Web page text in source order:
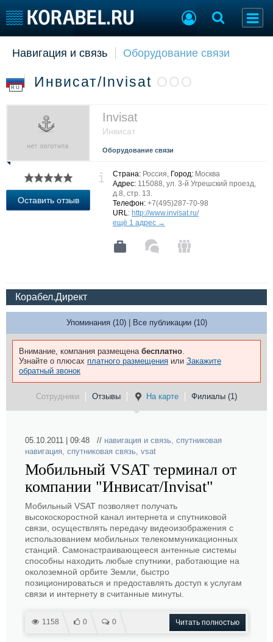
Судостроение
Новости
Репутация
Работа
Крюинг
Реклама
Торговая площадка
Продажа флота
Изделия
Материалы
Конференции
Выставки и семинары
Флот
Галерея флота
Форум
Отзывы
Навигация и связь Оборудование связи
RU Инвисат/Invisat ООО
Invisat
Инвисат
Оборудование связи
Оставить отзыв
Страна: Россия, Город: Москва
Адрес: 115088, ул. 3-й Угрешский проезд,
д.8, стр. 13.
Телефон: +7(495)287-70-98
URL: http://www.invisat.ru/
ещё 1 адрес →
Корабел.Директ
Упоминания (10)| Все публикации (10)
Внимание, компания размещена бесплатно.
Узнайте о плюсах платного размещения или Закажите
обратный звонок
Сотрудники Отзывы На карте Филиалы (1)
05.10.2011 | 09:48 // навигация и связь, спутниковая
навигация, спутниковая связь, vsat
Мобильный VSAT терминал от
компании "Инвисат/Invisat"
Мобильный VSAT позволяет получать
высокоскоростной канал интернета и спутниковой
связи, осуществлять передачу видеоизображения с
использованием мобильных телекоммуникационных
станций. Самонастраивающееся антенные системы
способны находить любые спутники, работающие на
околоземной орбите Земли, быстро
позиционироваться и предоставлять доступ к услугам
связи и интернету в считанные минуты.
1158 0 0 Читать полностью